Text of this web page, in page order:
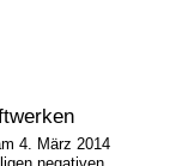
4. März 2014